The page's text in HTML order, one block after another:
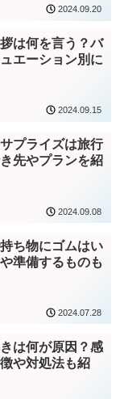
2024.09.20
は何を言う？バ
エーション別に
2024.09.15
プライズは旅行
先やプランを紹
2024.09.08
ち物にゴムはい
準備するものも
2024.07.28
は何が原因？感
や対処法も紹